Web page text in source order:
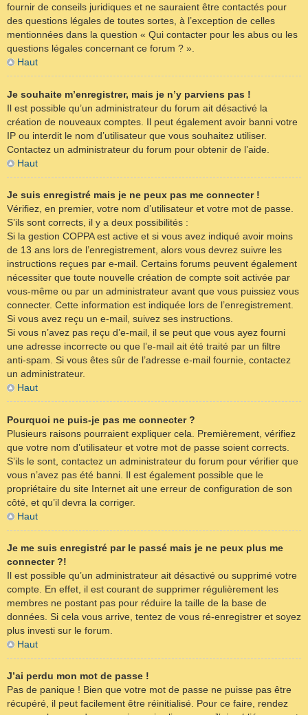
fournir de conseils juridiques et ne sauraient être contactés pour
des questions légales de toutes sortes, à l’exception de celles
mentionnées dans la question « Qui contacter pour les abus ou les
questions légales concernant ce forum ? ».
Haut
Je souhaite m’enregistrer, mais je n’y parviens pas !
Il est possible qu’un administrateur du forum ait désactivé la
création de nouveaux comptes. Il peut également avoir banni votre
IP ou interdit le nom d’utilisateur que vous souhaitez utiliser.
Contactez un administrateur du forum pour obtenir de l’aide.
Haut
Je suis enregistré mais je ne peux pas me connecter !
Vérifiez, en premier, votre nom d’utilisateur et votre mot de passe.
S’ils sont corrects, il y a deux possibilités :
Si la gestion COPPA est active et si vous avez indiqué avoir moins
de 13 ans lors de l’enregistrement, alors vous devrez suivre les
instructions reçues par e-mail. Certains forums peuvent également
nécessiter que toute nouvelle création de compte soit activée par
vous-même ou par un administrateur avant que vous puissiez vous
connecter. Cette information est indiquée lors de l’enregistrement.
Si vous avez reçu un e-mail, suivez ses instructions.
Si vous n’avez pas reçu d’e-mail, il se peut que vous ayez fourni
une adresse incorrecte ou que l’e-mail ait été traité par un filtre
anti-spam. Si vous êtes sûr de l’adresse e-mail fournie, contactez
un administrateur.
Haut
Pourquoi ne puis-je pas me connecter ?
Plusieurs raisons pourraient expliquer cela. Premièrement, vérifiez
que votre nom d’utilisateur et votre mot de passe soient corrects.
S’ils le sont, contactez un administrateur du forum pour vérifier que
vous n’avez pas été banni. Il est également possible que le
propriétaire du site Internet ait une erreur de configuration de son
côté, et qu’il devra la corriger.
Haut
Je me suis enregistré par le passé mais je ne peux plus me
connecter ?!
Il est possible qu’un administrateur ait désactivé ou supprimé votre
compte. En effet, il est courant de supprimer régulièrement les
membres ne postant pas pour réduire la taille de la base de
données. Si cela vous arrive, tentez de vous ré-enregistrer et soyez
plus investi sur le forum.
Haut
J’ai perdu mon mot de passe !
Pas de panique ! Bien que votre mot de passe ne puisse pas être
récupéré, il peut facilement être réinitialisé. Pour ce faire, rendez